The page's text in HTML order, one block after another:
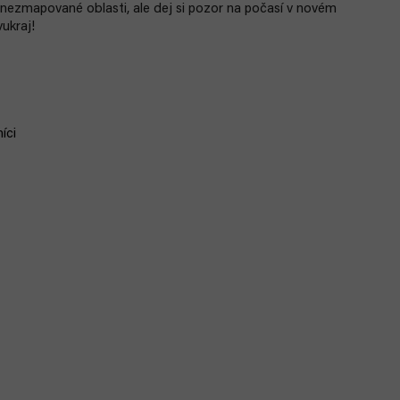
oblasti, ale dej si pozor na počasí v novém